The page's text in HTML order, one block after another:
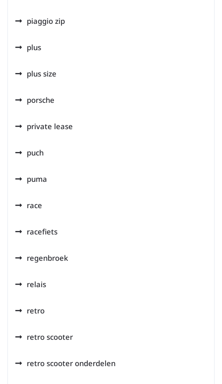
piaggio zip
plus
plus size
porsche
private lease
puch
puma
race
racefiets
regenbroek
relais
retro
retro scooter
retro scooter onderdelen